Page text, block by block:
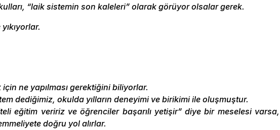
“laik sistemin son kaleleri” olarak görüyor olsalar gerek.
ne yapılması gerektiğini biliyorlar.
dediğimiz, okulda yılların deneyimi ve birikimi ile oluşmuştur.
eğitim veririz ve öğrenciler başarılı yetişir” diye bir meselesi varsa,
doğru yol alırlar.